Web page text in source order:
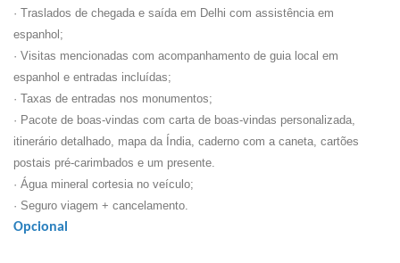
· Traslados de chegada e saída em Delhi com assistência em
espanhol;
· Visitas mencionadas com acompanhamento de guia local em
espanhol e entradas incluídas;
· Taxas de entradas nos monumentos;
· Pacote de boas-vindas com carta de boas-vindas personalizada,
itinerário detalhado, mapa da Índia, caderno com a caneta, cartões
postais pré-carimbados e um presente.
· Água mineral cortesia no veículo;
· Seguro viagem + cancelamento.
Opcional